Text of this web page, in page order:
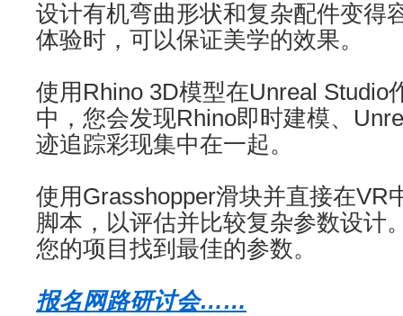
设计有机弯曲形状和复杂配件变得
体验时，可以保证美学的效果。
使用Rhino 3D模型在Unreal Studio
中，您会发现Rhino即时建模、
迹追踪彩现集中在一起。
使用Grasshopper滑块并直接在VR
脚本，以评估并比较复杂参数设计
您的项目找到最佳的参数。
报名网路研讨会……